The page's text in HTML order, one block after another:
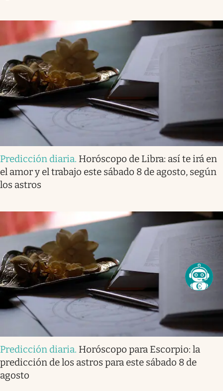
Predicción diaria. Horóscopo de Libra: así te irá en
el amor y el trabajo este sábado 8 de agosto, según
los astros
Predicción diaria. Horóscopo para Escorpio: la
predicción de los astros para este sábado 8 de
agosto